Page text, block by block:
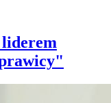
liderem